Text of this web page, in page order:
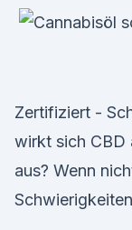
Zertifiziert -
wirkt sich CBD
aus? Wenn